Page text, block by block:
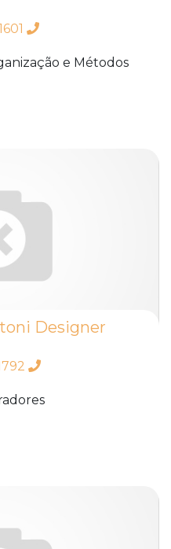
e Métodos
Designer